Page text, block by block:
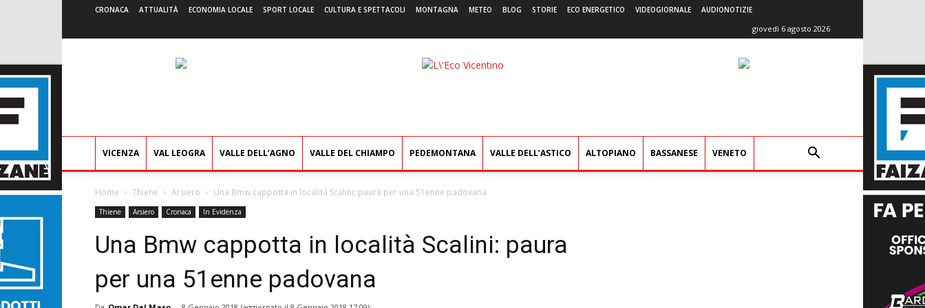
CRONACA ATTUALITÀ ECONOMIA LOCALE SPORT LOCALE CULTURA E SPETTACOLI MONTAGNA METEO BLOG STORIE ECO ENERGETICO VIDEOGIORNALE AUDIONOTIZIE
giovedì 6 agosto 2026
L'Eco
VICENZA VAL LEOGRA VALLE DELL’AGNO VALLE DEL CHIAMPO PEDEMONTANA VALLE DELL’ASTICO ALTOPIANO BASSANESE VENETO
Home Thiene Arsiero Una Bmw cappotta in località Scalini: paura per una 51enne padovana
Thiene Arsiero Cronaca In Evidenza
Una Bmw cappotta in località Scalini: paura
per una 51enne padovana